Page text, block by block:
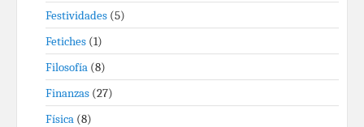
Festividades (5)
Fetiches (1)
Filosofía (8)
Finanzas (27)
Física (8)